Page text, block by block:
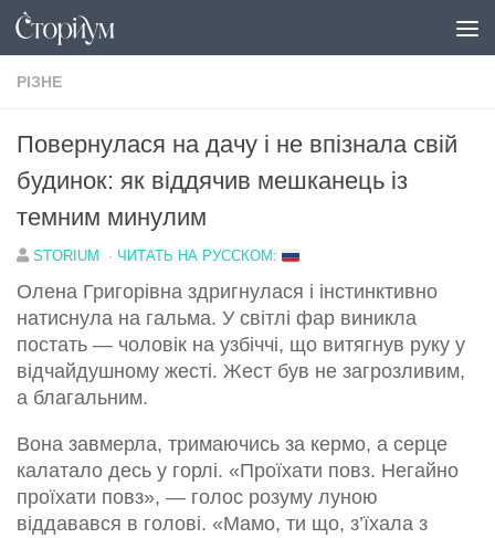
Перейти до вмісту
РІЗНЕ
Повернулася на дачу і не впізнала свій
будинок: як віддячив мешканець із
темним минулим
STORIUM · ЧИТАТЬ НА РУССКОМ:
Олена Григорівна здригнулася і інстинктивно
натиснула на гальма. У світлі фар виникла
постать — чоловік на узбіччі, що витягнув руку у
відчайдушному жесті. Жест був не загрозливим,
а благальним.
Вона завмерла, тримаючись за кермо, а серце
калатало десь у горлі. «Проїхати повз. Негайно
проїхати повз», — голос розуму луною
віддавався в голові. «Мамо, ти що, з’їхала з